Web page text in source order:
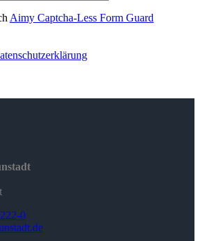
Aimy Captcha-Less Form Guard
0